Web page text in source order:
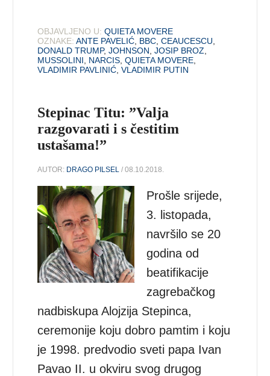
OBJAVLJENO U: QUIETA MOVERE
OZNAKE: ANTE PAVELIĆ BBC ,CEAUCESCU
DONALD TRUMP,JOHNSON ,JOSIP BROZ
MUSSOLINI
NARCIS ,QUIETA MOVERE
VLADIMIR PAVLINIĆ ,VLADIMIR PUTIN
Stepinac Titu: ”Valja
razgovarati i s čestitim
ustašama!”
AUTOR: DRAGO PILSEL / 08.10.2018.
Prošle srijede,
3. listopada,
navršilo se 20
godina od
beatifikacije
zagrebačkog
nadbiskupa Alojzija Stepinca,
ceremonije koju dobro pamtim i koju
je 1998. predvodio sveti papa Ivan
Pavao II. u okviru svog drugog